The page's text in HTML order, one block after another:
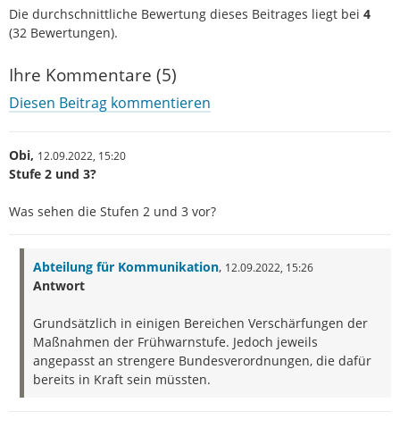
Die durchschnittliche Bewertung dieses Beitrages liegt bei 4
(32 Bewertungen).
Ihre Kommentare (5)
Diesen Beitrag kommentieren
Obi, 12.09.2022, 15:20
Stufe 2 und 3?
Was sehen die Stufen 2 und 3 vor?
Abteilung für Kommunikation, 12.09.2022, 15:26
Antwort
Grundsätzlich in einigen Bereichen Verschärfungen der
Maßnahmen der Frühwarnstufe. Jedoch jeweils
angepasst an strengere Bundesverordnungen, die dafür
bereits in Kraft sein müssten.